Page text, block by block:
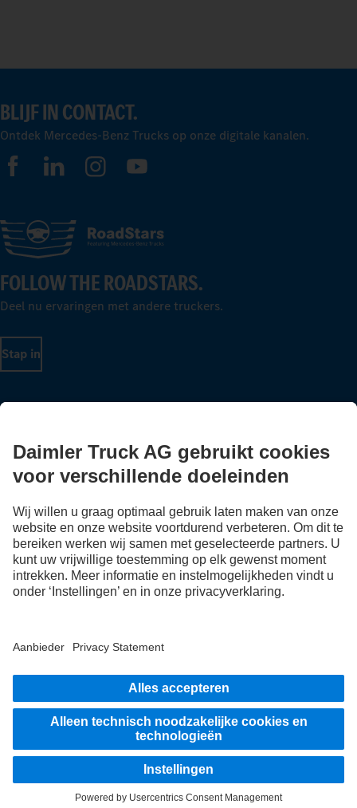
BLIJF IN CONTACT.
Ontdek Mercedes-Benz Trucks op onze digitale kanalen.
FOLLOW THE ROADSTARS.
Deel nu ervaringen met andere truckers.
Stap in
Aanbieder
Privacy Statement
Disclaimer
EU Data Act
Privacy Statement pechhulp
Gegevensbescherming testvoertuigen
© 2026 Daimler Truck AG. Alle rechten voorbehouden.